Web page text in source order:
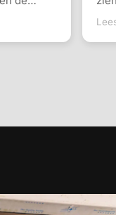
op
vriendelijk
en
ze!